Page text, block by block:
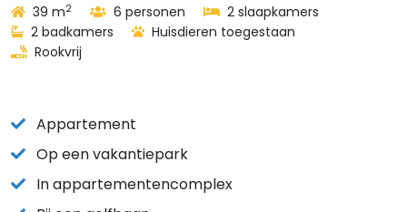
39 m2 6 personen
2 slaapkamers
2 badkamers
Huisdieren toegestaan
Rookvrij
Appartement
Op een vakantiepark
In appartementencomplex